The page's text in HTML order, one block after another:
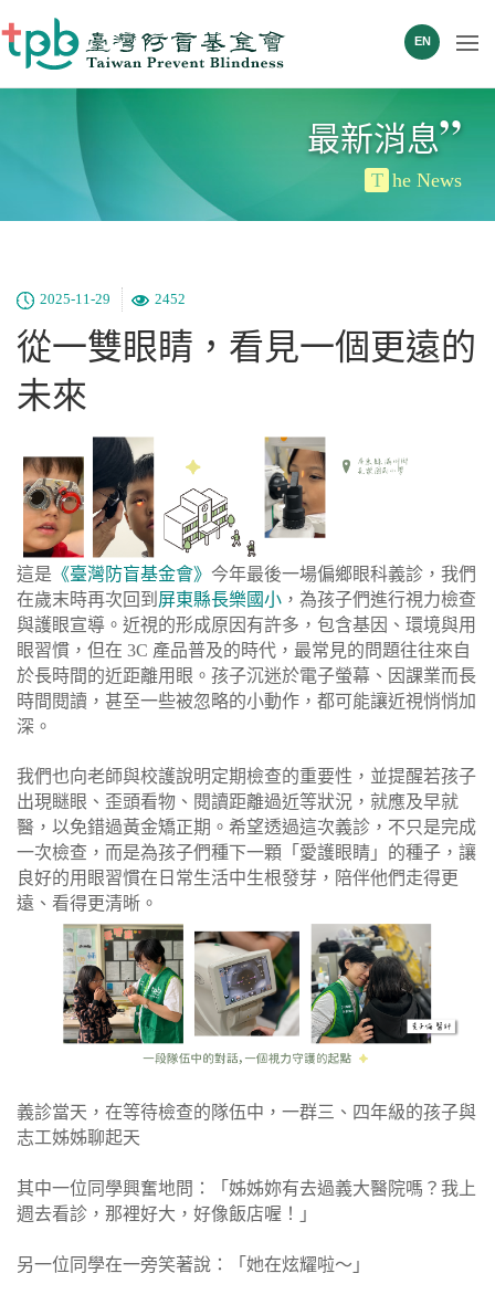
EN
最新消息”
T he News
2025-11-29 2452
從一雙眼睛，看見一個更遠的
未來
這是 《臺灣防盲基金會》 今年最後一場偏鄉眼科義診，我們
在歲末時再次回到 屏東縣長樂國小 ，為孩子們進行視力檢查
與護眼宣導。近視的形成原因有許多，包含基因、環境與用
眼習慣，但在 3C 產品普及的時代，最常見的問題往往來自
於長時間的近距離用眼。孩子沉迷於電子螢幕、因課業而長
時間閱讀，甚至一些被忽略的小動作，都可能讓近視悄悄加
深。
我們也向老師與校護說明定期檢查的重要性，並提醒若孩子
出現瞇眼、歪頭看物、閱讀距離過近等狀況，就應及早就
醫，以免錯過黃金矯正期。希望透過這次義診，不只是完成
一次檢查，而是為孩子們種下一顆「愛護眼睛」的種子，讓
良好的用眼習慣在日常生活中生根發芽，陪伴他們走得更
遠、看得更清晰。
義診當天，在等待檢查的隊伍中，一群三、四年級的孩子與
志工姊姊聊起天
其中一位同學興奮地問：「姊姊妳有去過義大醫院嗎？我上
週去看診，那裡好大，好像飯店喔！」
另一位同學在一旁笑著說：「她在炫耀啦～」